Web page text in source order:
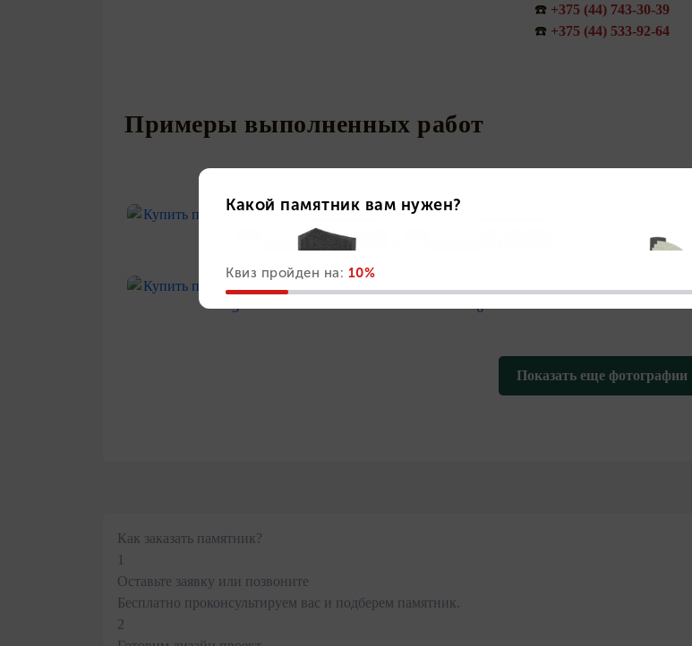
☎️ +375 (44) 743-30-39
☎️ +375 (44) 533-92-64
Примеры выполненных работ
Показать еще фотографии
Как заказать памятник?
1
Оставьте заявку или позвоните
Бесплатно проконсультируем вас и подберем памятник.
2